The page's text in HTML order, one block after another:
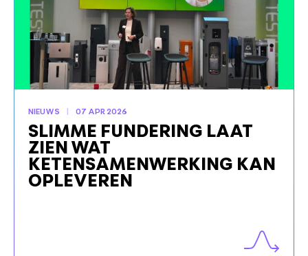
NIEUWS 07 APR 2026
SLIMME FUNDERING LAAT
ZIEN WAT
KETENSAMENWERKING KAN
OPLEVEREN